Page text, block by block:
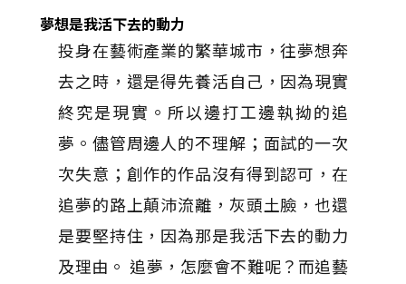
夢想是我活下去的動力
投身在藝術產業的繁華城市，往夢想奔
去之時，還是得先養活自己，因為現實
終究是現實。所以邊打工邊執拗的追
夢。儘管周邊人的不理解；面試的一次
次失意；創作的作品沒有得到認可，在
追夢的路上顛沛流離，灰頭土臉，也還
是要堅持住，因為那是我活下去的動力
及理由。 追夢，怎麼會不難呢？而追藝